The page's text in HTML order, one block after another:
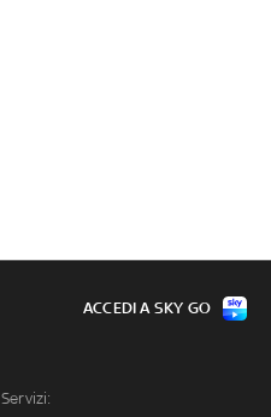
Servizi:
ACCEDI A SKY GO